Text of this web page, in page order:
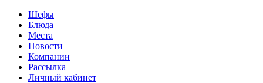
Шефы
Блюда
Места
Новости
Компании
Рассылка
Личный кабинет